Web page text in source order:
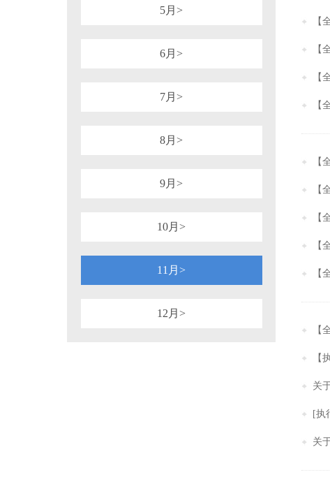
5月>
6月>
7月>
8月>
9月>
10月>
11月>
12月>
【
【
【
【
【
【
【
【
【
【
【
关
[执
关